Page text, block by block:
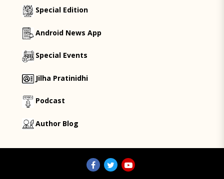
Special Edition
Android News App
Special Events
Jilha Pratinidhi
Podcast
Author Blog